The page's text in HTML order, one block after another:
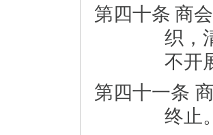
第四十条 商
织，
不开
第四十一条
终止